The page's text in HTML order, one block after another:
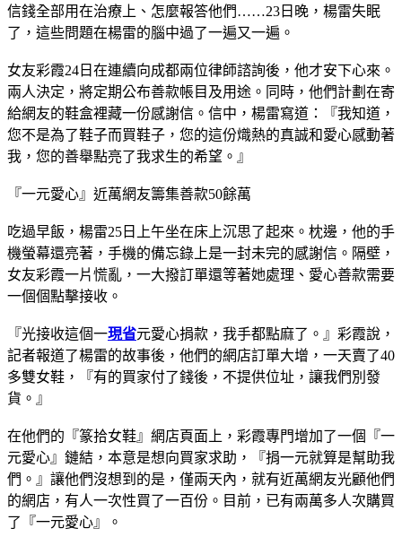
信錢全部用在治療上、怎麼報答他們……23日晚，楊雷失眠
了，這些問題在楊雷的腦中過了一遍又一遍。
女友彩霞24日在連續向成都兩位律師諮詢後，他才安下心來。
兩人決定，將定期公布善款帳目及用途。同時，他們計劃在寄
給網友的鞋盒裡藏一份感謝信。信中，楊雷寫道：『我知道，
您不是為了鞋子而買鞋子，您的這份熾熱的真誠和愛心感動著
我，您的善舉點亮了我求生的希望。』
『一元愛心』近萬網友籌集善款50餘萬
吃過早飯，楊雷25日上午坐在床上沉思了起來。枕邊，他的手
機螢幕還亮著，手機的備忘錄上是一封未完的感謝信。隔壁，
女友彩霞一片慌亂，一大撥訂單還等著她處理、愛心善款需要
一個個點擊接收。
『光接收這個一現省元愛心捐款，我手都點麻了。』彩霞說，
記者報道了楊雷的故事後，他們的網店訂單大增，一天賣了40
多雙女鞋，『有的買家付了錢後，不提供位址，讓我們別發
貨。』
在他們的『篆拾女鞋』網店頁面上，彩霞專門增加了一個『一
元愛心』鏈結，本意是想向買家求助，『捐一元就算是幫助我
們。』讓他們沒想到的是，僅兩天內，就有近萬網友光顧他們
的網店，有人一次性買了一百份。目前，已有兩萬多人次購買
了『一元愛心』。